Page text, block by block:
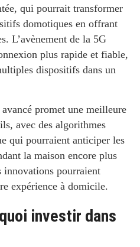
qui pourrait transformer
domotiques en offrant
L’avènement de la 5G
plus rapide et fiable,
dispositifs dans un
promet une meilleure
avec des algorithmes
qui pourraient anticiper les
la maison encore plus
innovations pourraient
expérience à domicile.
investir dans